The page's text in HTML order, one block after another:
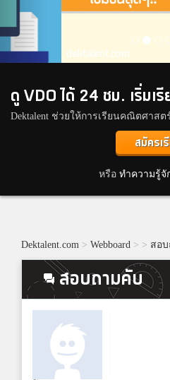
ดู VDO ได้ 24 ชม. เริ่มเ
Dektalent ช่วยให้การเรียนคณิตศาสต
สมัครเ
หรือ ทำความรู้จั
Dektalent.com > Webboard > > สอ
สอบถามคับ